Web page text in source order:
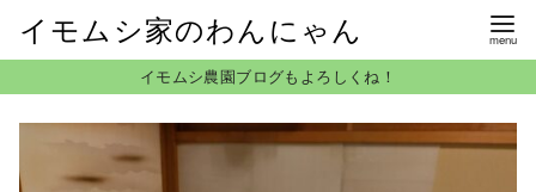
イモムシ家のわんにゃん
イモムシ農園ブログもよろしくね！